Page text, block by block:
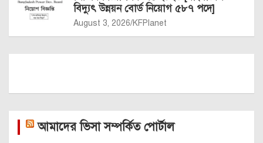
বিদ্যুৎ উন্নয়ন বোর্ড নিয়োগ ৫৮৭ পদে]
August 3, 2026 KFPlanet
আমাদের ভিসা সম্পর্কিত পোর্টাল